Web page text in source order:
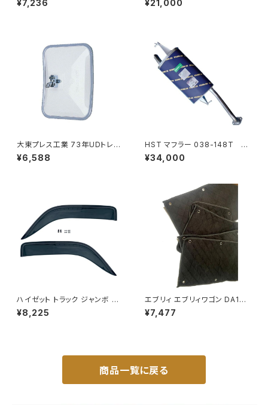
左 DI-58
¥7,236
ック
¥21,000
大東プレス工業 73年UDトレー
ラーミラーL013 （P付） DI-52
¥6,588
HST マフラー 038-148T プ
レミオ ZRT261 トヨタ 本体オ
ールステンレス 車検対応 純正
¥34,000
ハイゼット トラック ジャンボ S5
00P S510P S500 S510 系 ワ
イド ドアバイザー止め具付ピク
¥8,225
エブリィ エブリィワゴン DA17V
DA17W サンシェード エブリー
マルチサンシェード 車種専用 8
¥7,477
商品一覧に戻る